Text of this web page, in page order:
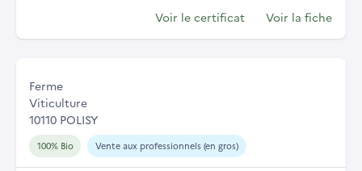
Voir le certificat Voir la fiche
Ferme
Viticulture
10110 POLISY
100% Bio Vente aux professionnels (en gros)